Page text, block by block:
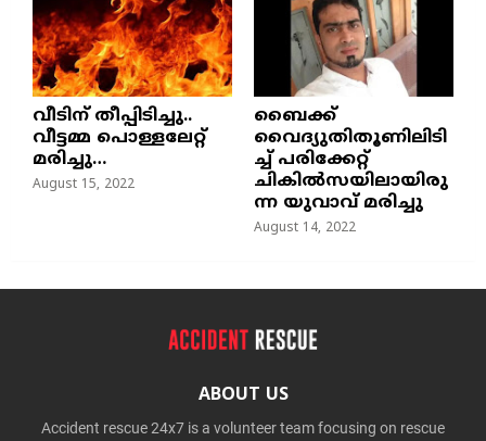
വീടിന് തീപ്പിടിച്ചു..
വീട്ടമ്മ പൊള്ളലേറ്റ്
മരിച്ചു…
August 15, 2022
ബൈക്ക്
വൈദ്യുതിതൂണിലിടി
ച്ച്‌ പരിക്കേറ്റ്
ചികില്‍സയിലായിരു
ന്ന യുവാവ് മരിച്ചു
August 14, 2022
ABOUT US
Accident rescue 24x7 is a volunteer team focusing on rescue